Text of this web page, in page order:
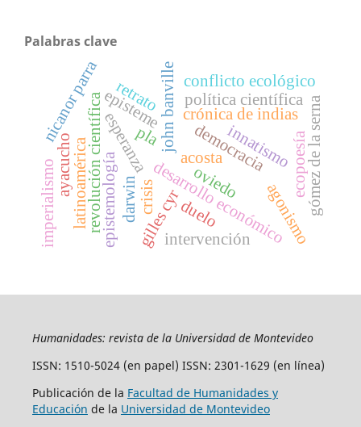
Palabras clave
esperanza crónica de indias
democracia
desarrollo económico
gilles cyr
revolución científica john banville
epistemología
episteme
innatismo
darwin oviedo
intervención
acosta
nicanor parra
ecopoesía
agonismo
conflicto ecológico
latinoamérica crisis
retrato
pla gómez de la serna
ayacucho
imperialismo
política científica
duelo
Humanidades: revista de la Universidad de Montevideo
ISSN: 1510-5024 (en papel) ISSN: 2301-1629 (en línea)
Publicación de la Facultad de Humanidades y
Educación de la Universidad de Montevideo